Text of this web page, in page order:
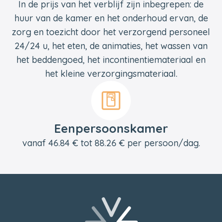
In de prijs van het verblijf zijn inbegrepen: de
huur van de kamer en het onderhoud ervan, de
zorg en toezicht door het verzorgend personeel
24/24 u, het eten, de animaties, het wassen van
het beddengoed, het incontinentiemateriaal en
het kleine verzorgingsmateriaal.
Eenpersoonskamer
vanaf 46.84 € tot 88.26 € per persoon/dag.
Terug naar de startpagina